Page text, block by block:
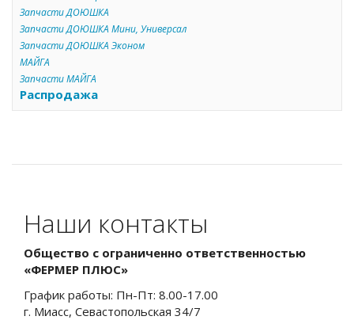
Запчасти ДОЮШКА
Запчасти ДОЮШКА Мини, Универсал
Запчасти ДОЮШКА Эконом
МАЙГА
Запчасти МАЙГА
Распродажа
Наши контакты
Общество с ограниченно ответственностью
«ФЕРМЕР ПЛЮС»
График работы: Пн-Пт: 8.00-17.00
г. Миасс, Севастопольская 34/7